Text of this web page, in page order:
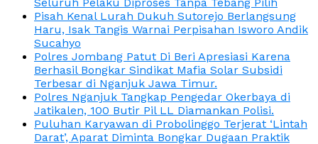
Pisah Kenal Lurah Dukuh Sutorejo Berlangsung
Haru, Isak Tangis Warnai Perpisahan Isworo Andik
Sucahyo
Polres Jombang Patut Di Beri Apresiasi Karena
Berhasil Bongkar Sindikat Mafia Solar Subsidi
Terbesar di Nganjuk Jawa Timur.
Polres Nganjuk Tangkap Pengedar Okerbaya di
Jatikalen, 100 Butir Pil LL Diamankan Polisi.
Puluhan Karyawan di Probolinggo Terjerat ‘Lintah
Darat’, Aparat Diminta Bongkar Dugaan Praktik